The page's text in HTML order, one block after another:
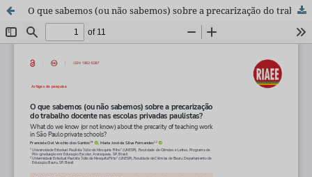
O que sabemos (ou não sabemos) sobre a precarização do trabalho docente nas escolas privadas paulistas?